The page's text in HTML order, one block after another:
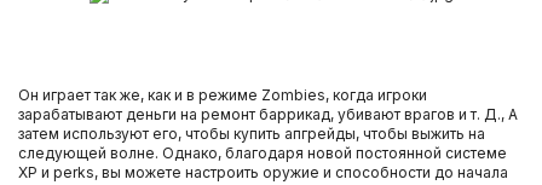
Он играет так же, как и в режиме Zombies, когда игроки
зарабатывают деньги на ремонт баррикад, убивают врагов и т. Д., А
затем используют его, чтобы купить апгрейды, чтобы выжить на
следующей волне. Однако, благодаря новой постоянной системе
XP и perks, вы можете настроить оружие и способности до начала